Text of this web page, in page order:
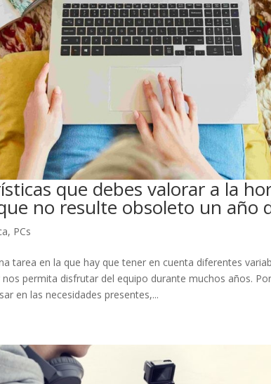
que debes valorar a la
no resulte obsoleto un año
, PCs
tarea en la que hay que tener en cuenta diferentes
permita disfrutar del equipo durante muchos años.
en las necesidades presentes,...